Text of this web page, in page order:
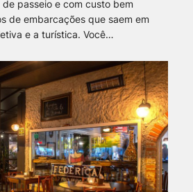
passeio e com custo bem
de embarcações que saem em
e a turística. Você…